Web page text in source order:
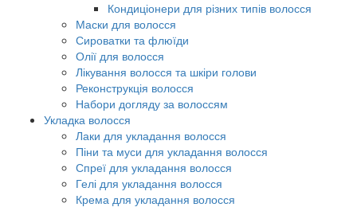
Кондиціонери для різних типів волосся
Маски для волосся
Сироватки та флюїди
Олії для волосся
Лікування волосся та шкіри голови
Реконструкція волосся
Набори догляду за волоссям
Укладка волосся
Лаки для укладання волосся
Піни та муси для укладання волосся
Спреї для укладання волосся
Гелі для укладання волосся
Крема для укладання волосся